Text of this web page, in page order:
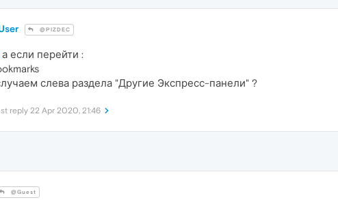
@PIZDEC
а если перейти :
слева раздела "Другие Экспресс-панели" ?
reply 22 Apr 2020, 21:46
@Guest